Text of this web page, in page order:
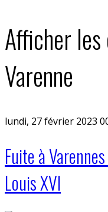
Afficher
Varenne
lundi, 27 février 2023
Fuite à
Louis XVI